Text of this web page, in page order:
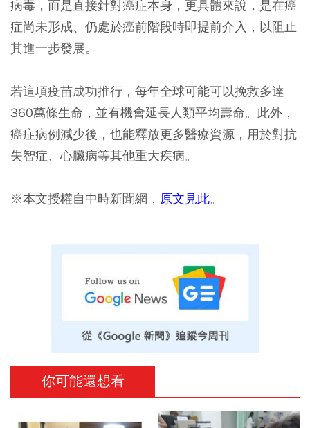
病毒，而是直接針對癌症本身，更具體來說，是在癌
症尚未形成、仍處於癌前階段時即提前介入，以阻止
其進一步發展。
若這項疫苗成功推行，每年全球可能可以挽救多達
360萬條生命，並有機會延長人類平均壽命。此外，
癌症病例減少後，也能釋放更多醫療資源，用於對抗
失智症、心臟病等其他重大疾病。
※本文授權自中時新聞網， 原文見此。
你可能還想看